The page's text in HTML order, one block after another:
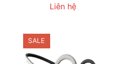
Liên hệ
SALE